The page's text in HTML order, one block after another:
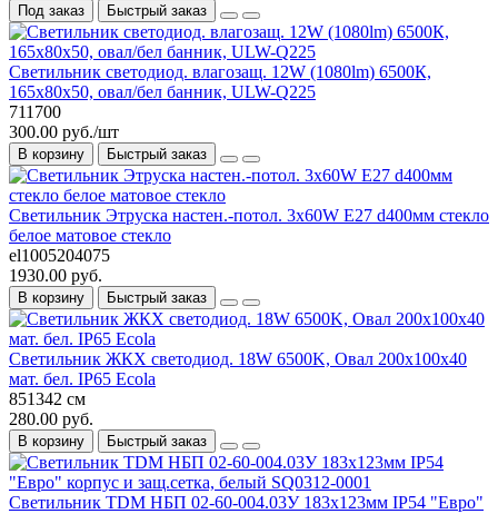
Под заказ Быстрый заказ
Светильник светодиод. влагозащ. 12W (1080lm) 6500К,
165x80x50, овал/бел банник, ULW-Q225
711700
300.00 руб./шт
В корзину Быстрый заказ
Светильник Этруска настен.-потол. 3х60W E27 d400мм стекло
белое матовое стекло
el1005204075
1930.00 руб.
В корзину Быстрый заказ
Светильник ЖКХ светодиод. 18W 6500K, Овал 200x100x40
мат. бел. IP65 Ecola
851342 см
280.00 руб.
В корзину Быстрый заказ
Светильник TDM НБП 02-60-004.03У 183х123мм IP54 "Евро"